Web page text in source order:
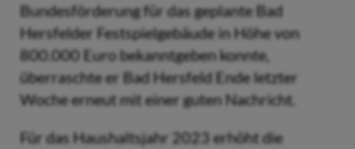
Bundesförderung für das geplante Bad
Hersfelder Festspielgebäude in Höhe von
800.000 Euro bekanntgeben konnte,
überraschte er Bad Hersfeld Ende letzter
Woche erneut mit einer guten Nachricht.
Für das Haushaltsjahr 2023 erhöht die